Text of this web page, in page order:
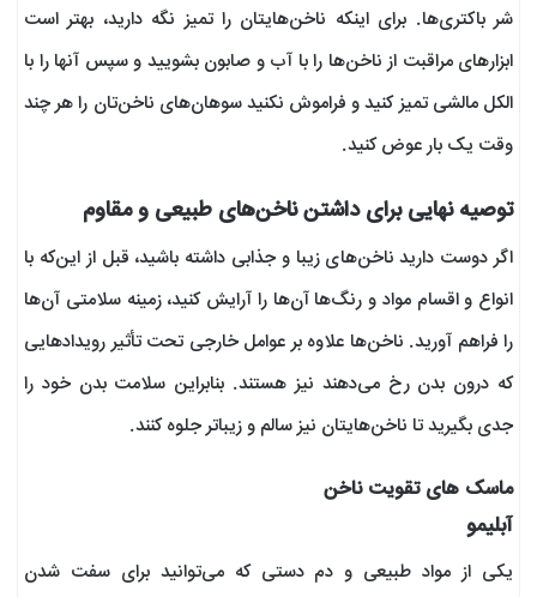
شر باکتری‌ها. برای اینکه ناخن‌هایتان را تمیز نگه دارید، بهتر است
ابزارهای مراقبت از ناخن‌ها را با آب و صابون بشویید و سپس آنها را با
الکل مالشی تمیز کنید و فراموش نکنید سوهان‌های ناخن‌تان را هر چند
وقت یک بار عوض کنید.
توصیه نهایی برای داشتن ناخن‌های طبیعی و مقاوم
اگر دوست دارید ناخن‌های زیبا و جذابی داشته باشید، قبل از این‌که با
انواع و اقسام مواد و رنگ‌ها آن‌ها را آرایش کنید، زمینه سلامتی آن‌ها
را فراهم آورید. ناخن‌ها علاوه بر عوامل خارجی تحت تأثیر رویدادهایی
که درون بدن رخ می‌دهند نیز هستند. بنابراین سلامت بدن خود را
جدی بگیرید تا ناخن‌هایتان نیز سالم و زیباتر جلوه کنند.
ماسک های تقویت ناخن
آبلیمو
یکی از مواد طبیعی و دم دستی که می‌توانید برای سفت شدن